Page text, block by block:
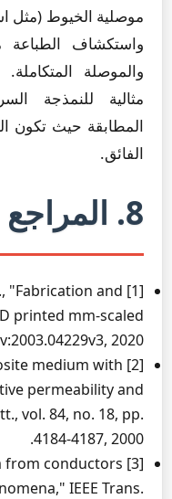
موصلية الخيوط (مثل
واستكشاف الطباعة
والموصلة
مثالية للنمذجة
المطابقة حيث تكون
الفائق.
8. المراجع
"Fabrication and
printed mm-scaled
2020.
medium with
permeability and
vol. 84, no. 18, pp.
4184-4187, 2000.
from conductors
IEEE Trans.